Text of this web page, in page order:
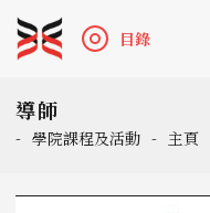
目錄
導師
- 學院課程及活動 - 主頁